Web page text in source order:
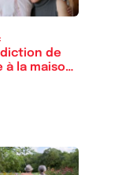
de
à la maison,